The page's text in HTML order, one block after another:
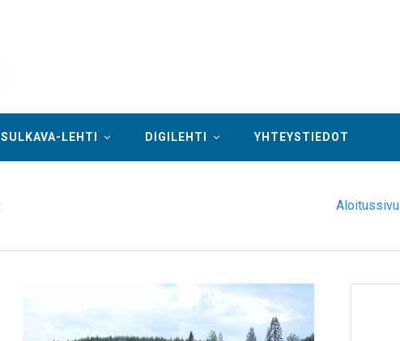
SULKAVA-LEHTI DIGILEHTI YHTEYSTIEDOT
Aloitussivu